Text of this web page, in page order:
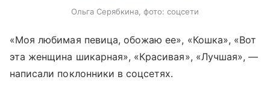
Ольга Серябкина, фото: соцсети
«Моя любимая певица, обожаю ее», «Кошка», «Вот
эта женщина шикарная», «Красивая», «Лучшая», —
написали поклонники в соцсетях.